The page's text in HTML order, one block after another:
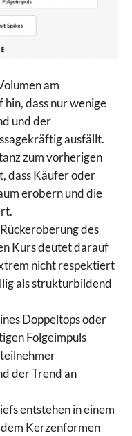
am
dass nur wenige
und der
ausfällt.
zum vorherigen
dass Käufer oder
erobern und die
des
Kurs deutet darauf
nicht respektiert
als strukturbildend
Doppeltops oder
Folgeimpuls
der Trend an
entstehen in einem
Kerzenformen